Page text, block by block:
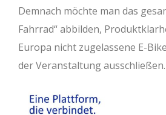
Demnach möchte man das
Fahrrad“ abbilden,
Europa nicht zugelassene E-
der Veranstaltung ausschließen.